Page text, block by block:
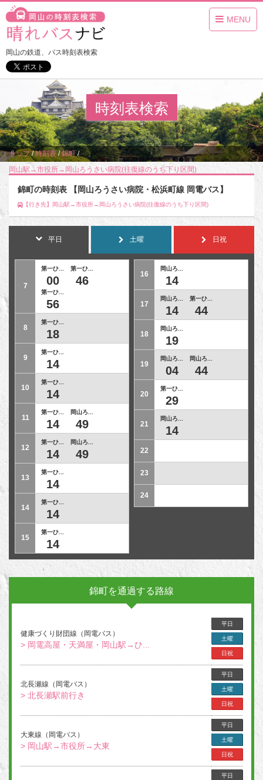
MENU
岡山の鉄道、バス時刻表検索
時刻表検索
トップ/時刻表/錦町/
岡山駅→市役所→岡山ろうさい病院(往復線のうち下り区間)
錦町の時刻表 【岡山ろうさい病院・松浜町線 岡電バス】
【行き先】岡山駅→市役所→岡山ろうさい病院(往復線のうち下り区間)
平日 土曜 日祝
7
第一ひ...
00
第一ひ...
46
第一ひ...
56
8
第一ひ...
18
9
第一ひ...
14
10
第一ひ...
14
11
第一ひ...
14
岡山ろ...
49
12
第一ひ...
14
岡山ろ...
49
13
第一ひ...
14
14
第一ひ...
14
15
第一ひ...
14
16
岡山ろ...
14
17
岡山ろ...
14
第一ひ...
44
18
岡山ろ...
19
19
岡山ろ...
04
岡山ろ...
44
20
第一ひ...
29
21
岡山ろ...
14
22
23
24
錦町を通過する路線
健康づくり財団線（岡電バス）
> 岡電高屋・天満屋・岡山駅→ひ...
平日
土曜
日祝
北長瀬線（岡電バス）
> 北長瀬駅前行き
平日
土曜
日祝
大東線（岡電バス）
> 岡山駅→市役所→大東
平日
土曜
日祝
平日